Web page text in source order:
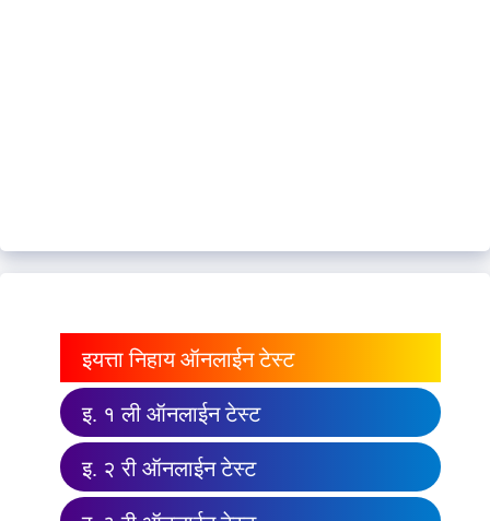
इयत्ता निहाय ऑनलाईन टेस्ट
इ. १ ली ऑनलाईन टेस्ट
इ. २ री ऑनलाईन टेस्ट